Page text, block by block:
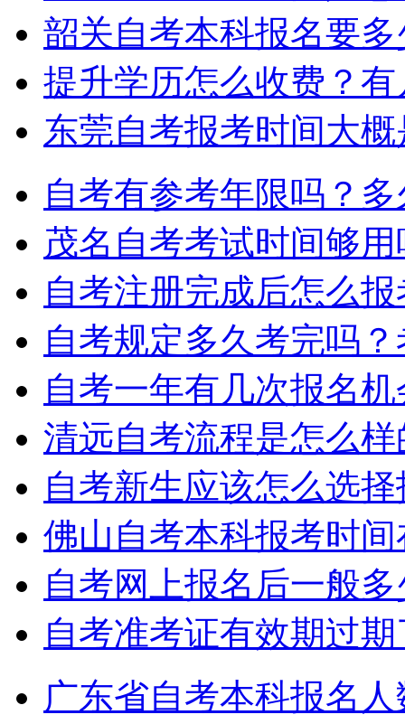
韶关自考本科报名要
提升学历怎么收费？
东莞自考报考时间大
自考有参考年限吗？
茂名自考考试时间够
自考注册完成后怎么
自考规定多久考完吗
自考一年有几次报名
清远自考流程是怎么样
自考新生应该怎么选
佛山自考本科报考时
自考网上报名后一般
自考准考证有效期过
广东省自考本科报名